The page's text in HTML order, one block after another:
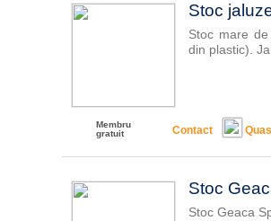
Stoc
Stoc mare
din plastic).
Membru
gratuit
Contact
Stoc
Stoc Geaca